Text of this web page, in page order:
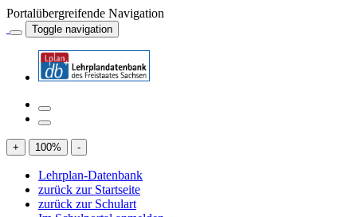
Portalübergreifende Navigation
Toggle navigation
+ 100% -
Lehrplan-Datenbank
zurück zur Startseite
zurück zur Schulart